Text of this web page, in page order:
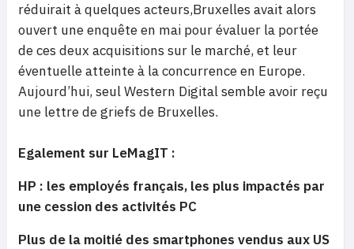
réduirait à quelques acteurs,Bruxelles avait alors
ouvert une enquête en mai pour évaluer la portée
de ces deux acquisitions sur le marché, et leur
éventuelle atteinte à la concurrence en Europe.
Aujourd’hui, seul Western Digital semble avoir reçu
une lettre de griefs de Bruxelles.
Egalement sur LeMagIT :
HP : les employés français, les plus impactés par
une cession des activités PC
Plus de la moitié des smartphones vendus aux US